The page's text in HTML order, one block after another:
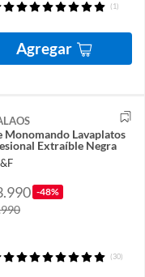
(1)
Agregar
Monomando Lavaplatos
Extraíble Negra
-48%
(30)